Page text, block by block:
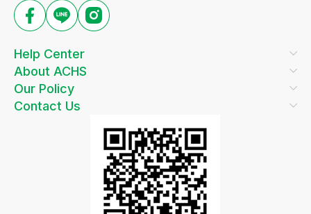
Help Center
About ACHS
Our Policy
Contact Us